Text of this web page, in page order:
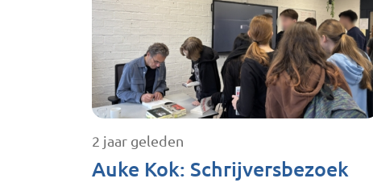
2 jaar geleden
Auke Kok: Schrijversbezoek